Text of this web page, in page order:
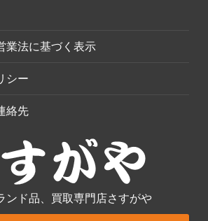
業法に基づく表示
シー
絡先
ンド品、買取専門店さすがや